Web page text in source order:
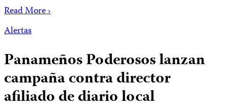
Read More ›
Alertas
Panameños Poderosos lanzan
campaña contra director
afiliado de diario local